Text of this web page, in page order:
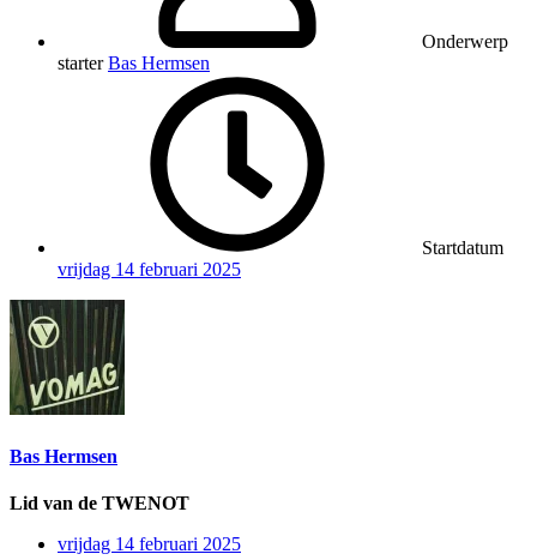
Onderwerp
starter Bas Hermsen
Startdatum
vrijdag 14 februari 2025
Bas Hermsen
Lid van de TWENOT
vrijdag 14 februari 2025